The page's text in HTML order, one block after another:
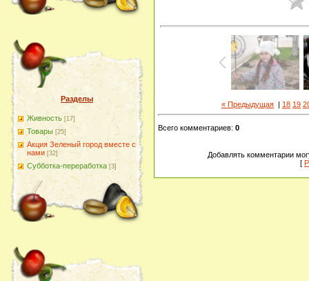
Разделы
Живность [17]
Товары [25]
Акция Зеленый город вместе с
нами [32]
Субботка-переработка [3]
« Предыдущая | 18 19
Всего комментариев: 0
Добавлять комментарии
[